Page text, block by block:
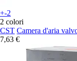
+-2
2 colori
CST Camera d'aria
7,63 €